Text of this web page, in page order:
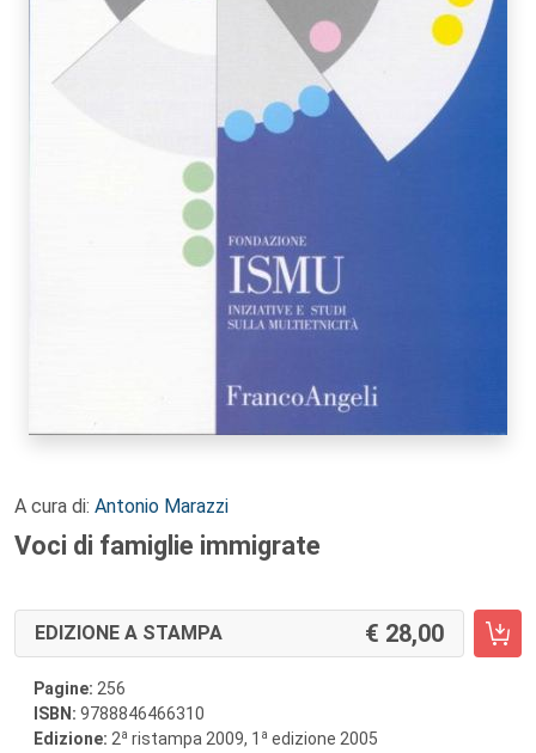
A cura di: Antonio Marazzi
Voci di famiglie immigrate
EDIZIONE A STAMPA 28,00
Pagine: 256
ISBN: 9788846466310
Edizione: 2a ristampa 2009, 1 a edizione 2005